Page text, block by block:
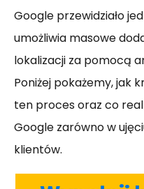
Google przewidziało
umożliwia masowe
lokalizacji za pomocą
Poniżej pokażemy, jak
ten proces oraz co
Google zarówno w
klientów.